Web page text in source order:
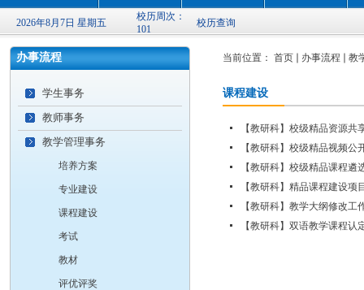
2026年8月7日 星期五
校历周次：
101
校历查询
办事流程 当前位置： 首页 办事流程 教
学生事务
教师事务
教学管理事务
培养方案
专业建设
课程建设
考试
教材
评优评奖
课程建设
【教研科】校级精品资源
【教研科】校级精品视频
【教研科】校级精品课程
【教研科】精品课程建设项
【教研科】教学大纲修改工
【教研科】双语教学课程认